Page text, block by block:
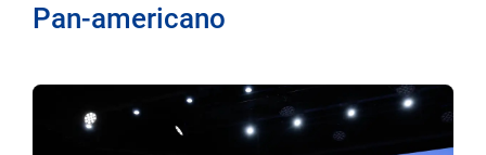
Pan-americano